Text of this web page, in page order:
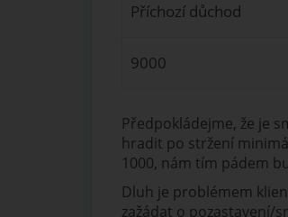
Příchozí důchod
9000
Předpokládejme, že je
hradit po stržení
1000, nám tím pádem
Dluh je problémem
zažádat o pozastavení/